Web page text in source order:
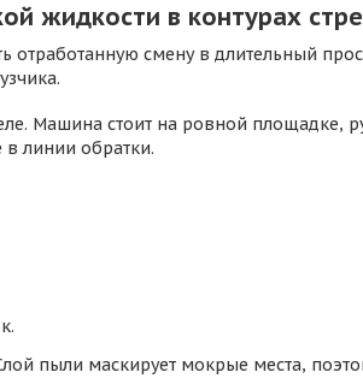
жидкости в контурах
смену в длительный
Машина стоит на ровной площадке,
в линии обратки.
пыли маскирует мокрые места,